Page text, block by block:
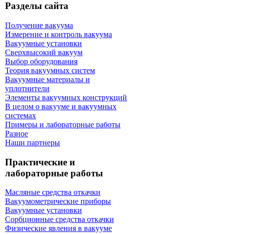
Разделы сайта
Получение вакуума
Измерение и контроль вакуума
Вакуумные установки
Сверхвысокий вакуум
Выбор оборудования
Теория вакуумных систем
Вакуумные материалы и
уплотнители
Элементы вакуумных конструкций
В целом о вакууме и вакуумных
системах
Примеры и лабораторные работы
Разное
Наши партнеры
Практические и
лабораторные работы
Масляные средства откачки
Вакуумометрические приборы
Вакуумные установки
Сорбционные средства откачки
Физические явления в вакууме